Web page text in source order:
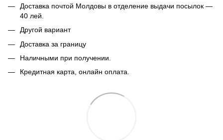
Доставка почтой Молдовы в отделение выдачи посылок —
40 лей.
Другой вариант
Доставка за границу
Наличными при получении.
Кредитная карта, онлайн оплата.